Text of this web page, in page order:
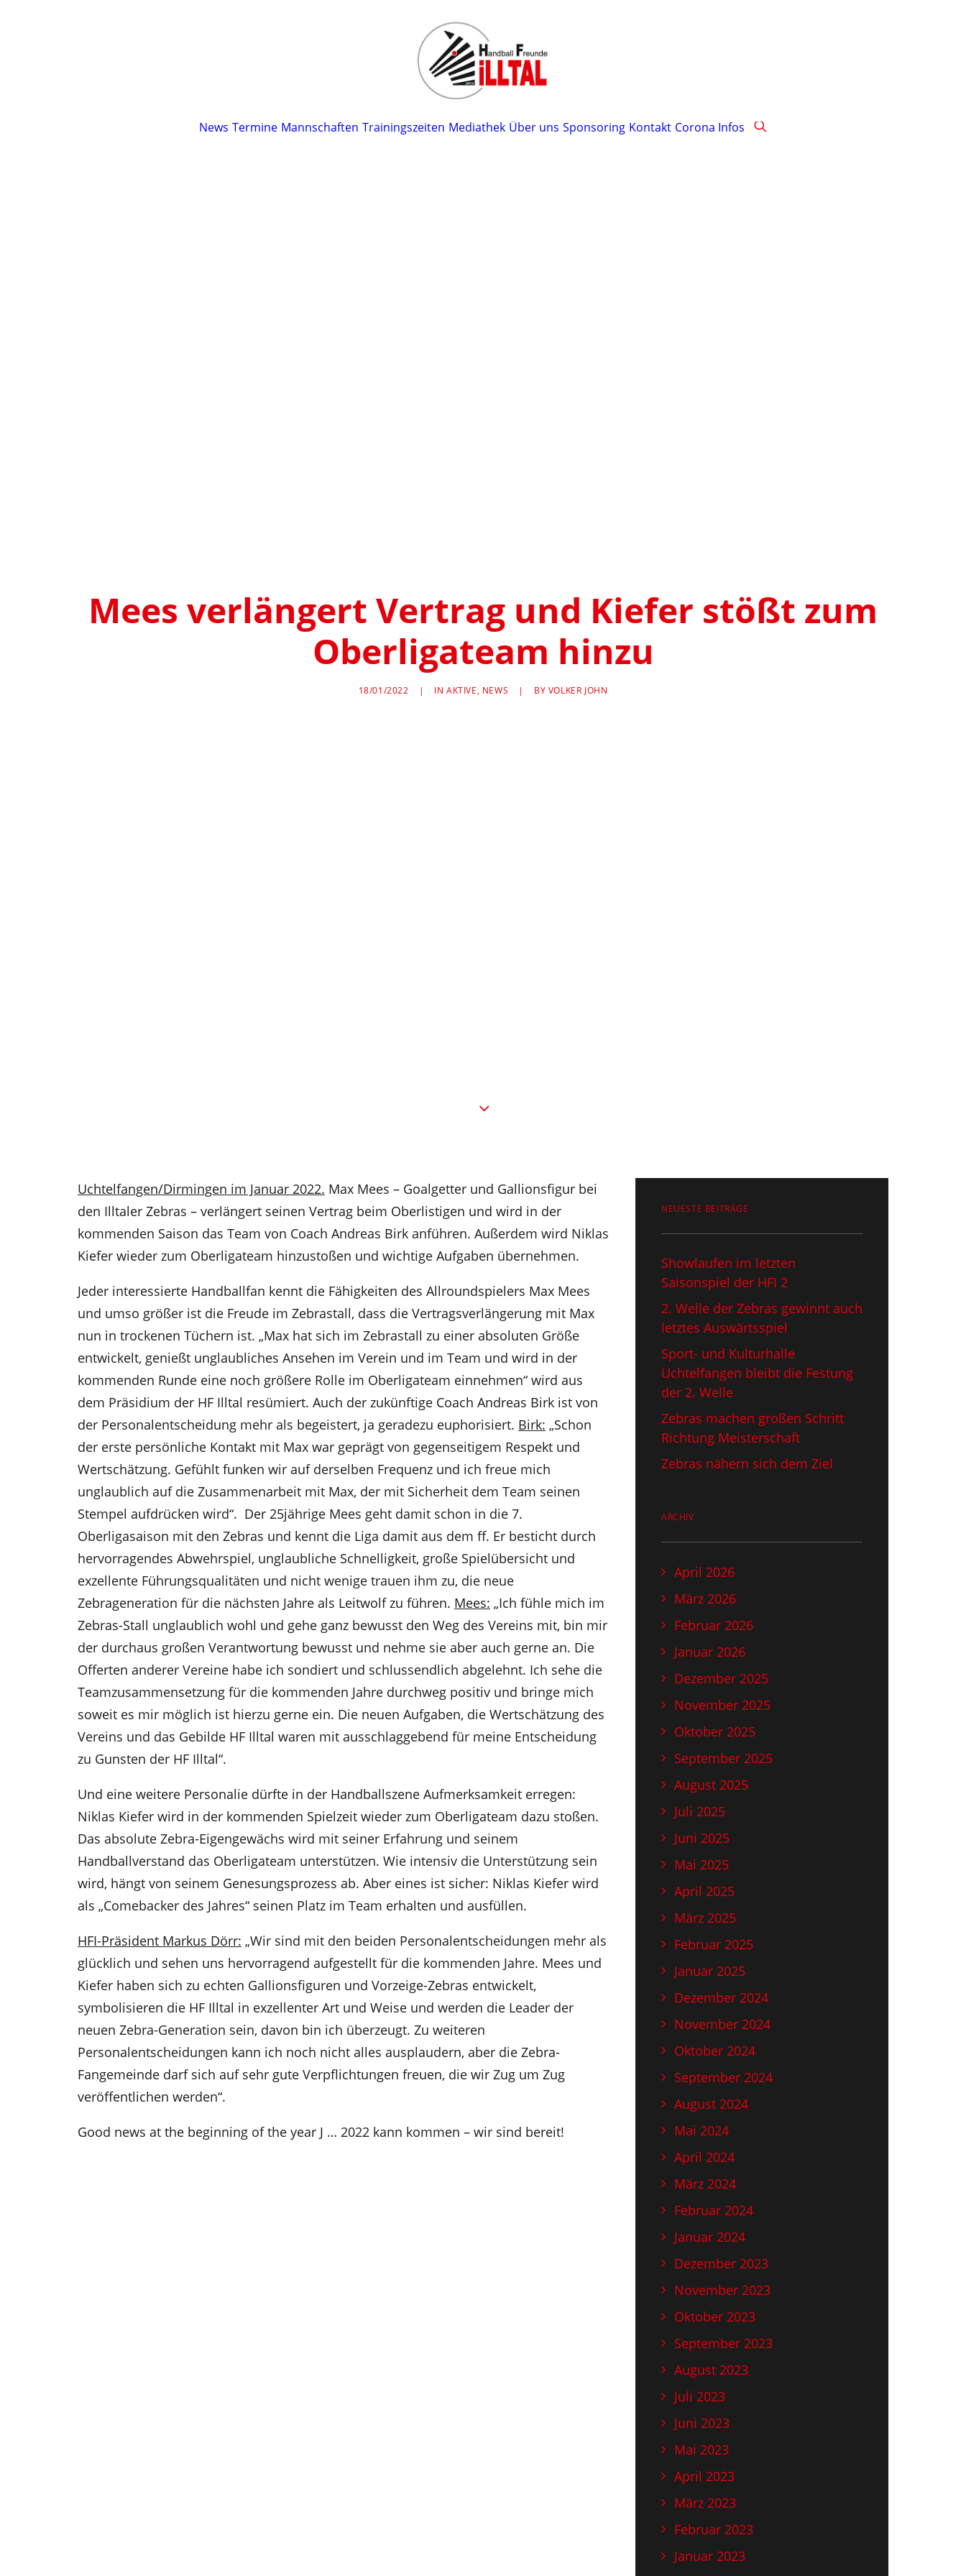
News Termine Mannschaften Trainingszeiten Mediathek Über uns Sponsoring Kontakt Corona Infos
Mees verlängert Vertrag und Kiefer stößt zum
Oberligateam hinzu
18/01/2022 | INAKTIVE, NEWS | BY VOLKER JOHN
Uchtelfangen/Dirmingen im Januar 2022. Max Mees – Goalgetter und Gallionsfigur bei
den Illtaler Zebras – verlängert seinen Vertrag beim Oberlistigen und wird in der
kommenden Saison das Team von Coach Andreas Birk anführen. Außerdem wird Niklas
Kiefer wieder zum Oberligateam hinzustoßen und wichtige Aufgaben übernehmen.
Jeder interessierte Handballfan kennt die Fähigkeiten des Allroundspielers Max Mees
und umso größer ist die Freude im Zebrastall, dass die Vertragsverlängerung mit Max
nun in trockenen Tüchern ist. „Max hat sich im Zebrastall zu einer absoluten Größe
entwickelt, genießt unglaubliches Ansehen im Verein und im Team und wird in der
kommenden Runde eine noch größere Rolle im Oberligateam einnehmen“ wird aus
dem Präsidium der HF Illtal resümiert. Auch der zukünftige Coach Andreas Birk ist von
der Personalentscheidung mehr als begeistert, ja geradezu euphorisiert. Birk: „Schon
der erste persönliche Kontakt mit Max war geprägt von gegenseitigem Respekt und
Wertschätzung. Gefühlt funken wir auf derselben Frequenz und ich freue mich
unglaublich auf die Zusammenarbeit mit Max, der mit Sicherheit dem Team seinen
Stempel aufdrücken wird“. Der 25jährige Mees geht damit schon in die 7.
Oberligasaison mit den Zebras und kennt die Liga damit aus dem ff. Er besticht durch
hervorragendes Abwehrspiel, unglaubliche Schnelligkeit, große Spielübersicht und
exzellente Führungsqualitäten und nicht wenige trauen ihm zu, die neue
Zebrageneration für die nächsten Jahre als Leitwolf zu führen. Mees: „Ich fühle mich im
Zebras-Stall unglaublich wohl und gehe ganz bewusst den Weg des Vereins mit, bin mir
der durchaus großen Verantwortung bewusst und nehme sie aber auch gerne an. Die
Offerten anderer Vereine habe ich sondiert und schlussendlich abgelehnt. Ich sehe die
Teamzusammensetzung für die kommenden Jahre durchweg positiv und bringe mich
soweit es mir möglich ist hierzu gerne ein. Die neuen Aufgaben, die Wertschätzung des
Vereins und das Gebilde HF Illtal waren mit ausschlaggebend für meine Entscheidung
zu Gunsten der HF Illtal“.
Und eine weitere Personalie dürfte in der Handballszene Aufmerksamkeit erregen:
Niklas Kiefer wird in der kommenden Spielzeit wieder zum Oberligateam dazu stoßen.
Das absolute Zebra-Eigengewächs wird mit seiner Erfahrung und seinem
Handballverstand das Oberligateam unterstützen. Wie intensiv die Unterstützung sein
wird, hängt von seinem Genesungsprozess ab. Aber eines ist sicher: Niklas Kiefer wird
als „Comebacker des Jahres“ seinen Platz im Team erhalten und ausfüllen.
HFI-Präsident Markus Dörr: „Wir sind mit den beiden Personalentscheidungen mehr als
glücklich und sehen uns hervorragend aufgestellt für die kommenden Jahre. Mees und
Kiefer haben sich zu echten Gallionsfiguren und Vorzeige-Zebras entwickelt,
symbolisieren die HF Illtal in exzellenter Art und Weise und werden die Leader der
neuen Zebra-Generation sein, davon bin ich überzeugt. Zu weiteren
Personalentscheidungen kann ich noch nicht alles ausplaudern, aber die Zebra-
Fangemeinde darf sich auf sehr gute Verpflichtungen freuen, die wir Zug um Zug
veröffentlichen werden“.
Good news at the beginning of the year J … 2022 kann kommen – wir sind bereit!
NEUESTE BEITRÄGE
Showlaufen im letzten
Saisonspiel​ der HFI 2
2. Welle der Zebras gewinnt auch
letztes Auswärtsspiel
Sport- und Kulturhalle
Uchtelfangen bleibt die Festung
der 2. Welle
Zebras machen großen Schritt
Richtung Meisterschaft
Zebras nähern sich dem Ziel
ARCHIV
April 2026
März 2026
Februar 2026
Januar 2026
Dezember 2025
November 2025
Oktober 2025
September 2025
August 2025
Juli 2025
Juni 2025
Mai 2025
April 2025
März 2025
Februar 2025
Januar 2025
Dezember 2024
November 2024
Oktober 2024
September 2024
August 2024
Mai 2024
April 2024
März 2024
Februar 2024
Januar 2024
Dezember 2023
November 2023
Oktober 2023
September 2023
August 2023
Juli 2023
Juni 2023
Mai 2023
April 2023
März 2023
Februar 2023
Januar 2023